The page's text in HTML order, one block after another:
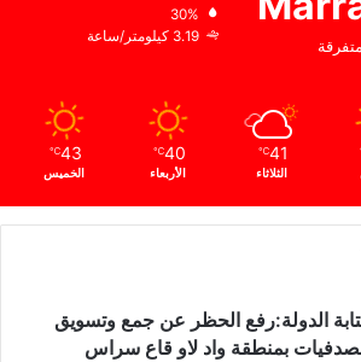
30%
3.19 كيلومتر/ساعة
41
℃
الثلاثاء
40
℃
الأربعاء
43
℃
الخميس
الدولة:رفع الحظر عن جمع وتسويق
بمنطقة واد لاو قاع سراس